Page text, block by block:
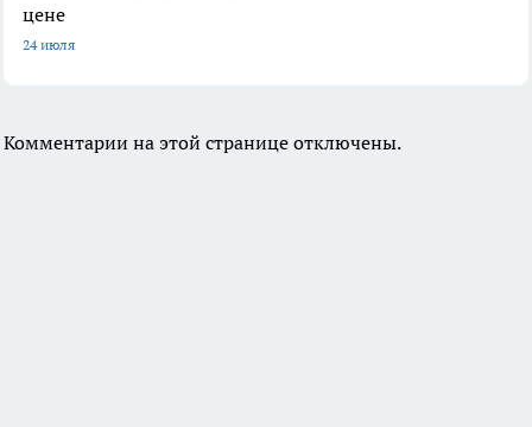
цене
24 июля
Комментарии на этой странице отключены.